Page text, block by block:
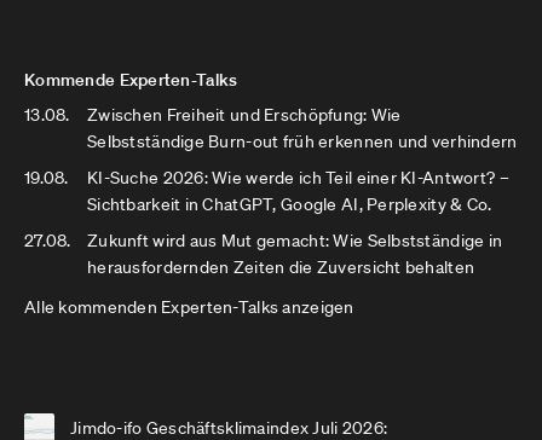
Kommende Experten-Talks
13.08.
Zwischen Freiheit und Erschöpfung: Wie
Selbstständige Burn-out früh erkennen und verhindern
19.08.
KI-Suche 2026: Wie werde ich Teil einer KI-Antwort? –
Sichtbarkeit in ChatGPT, Google AI, Perplexity & Co.
27.08.
Zukunft wird aus Mut gemacht: Wie Selbstständige in
herausfordernden Zeiten die Zuversicht behalten
Alle kommenden Experten-Talks anzeigen
Jimdo-ifo Geschäftsklimaindex Juli 2026: